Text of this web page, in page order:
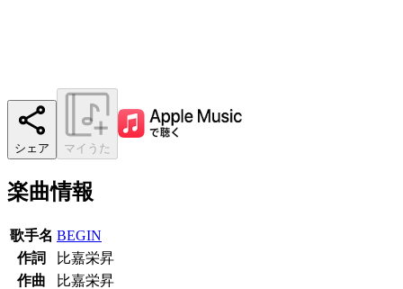
シェア マイうた
楽曲情報
歌手名 BEGIN
作詞
比嘉栄昇
作曲
比嘉栄昇